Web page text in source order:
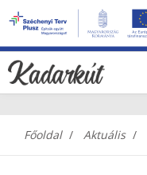
Főoldal Aktuális